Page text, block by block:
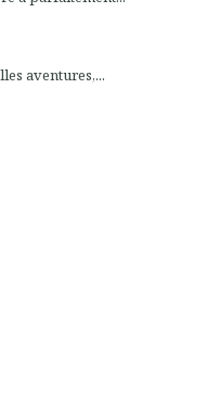
aventures,...